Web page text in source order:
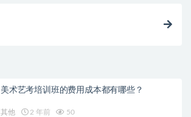
美术艺考培训班的费用成本都有哪些？
其他 2 年前 50